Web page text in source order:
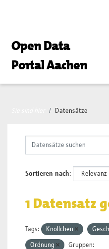
Open Data
Portal Aachen
Datensätze
Sortieren nach
1 Datensatz
Tags: Knöllchen
Ordnung Gruppen: